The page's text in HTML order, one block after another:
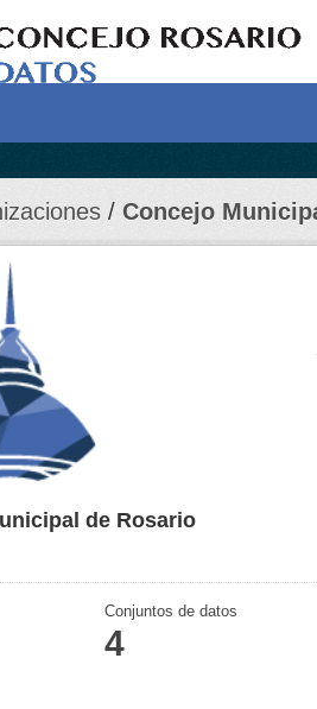
Concejo
de Rosario
Conjuntos de datos
4